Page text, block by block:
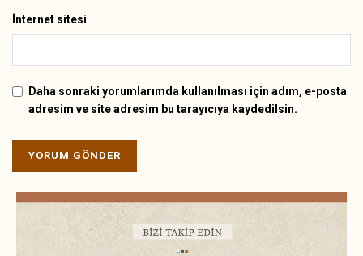
İnternet sitesi
Daha sonraki yorumlarımda kullanılması için adım, e-posta
adresim ve site adresim bu tarayıcıya kaydedilsin.